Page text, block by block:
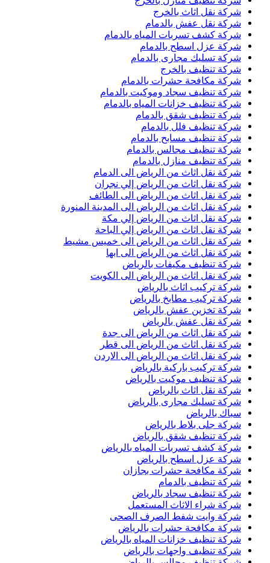
شركة نقل اثاث بالخرج
شركة نقل عفش بالدمام
شركة كشف تسربات المياه بالدمام
شركة عزل اسطح بالدمام
شركة تسليك مجارى بالدمام
شركة تنظيف بالخرج
شركة مكافحة حشرات بالدمام
شركة تنظيف سجاد وموكيت بالدمام
شركة تنظيف خزانات المياه بالدمام
شركة تنظيف شقق بالدمام
شركة تنظيف فلل بالدمام
شركة تنظيف مسابح بالدمام
شركة تنظيف مجالس بالدمام
شركة تنظيف منازل بالدمام
شركة نقل اثاث من الرياض الى الدمام
شركة نقل اثاث من الرياض إلي نجران
شركة نقل اثاث من الرياض الى الطائف
شركة نقل اثاث من الرياض الى المدينة المنورة
شركة نقل اثاث من الرياض إلي مكة
شركة نقل اثاث من الرياض إلي الباحة
شركة نقل اثاث من الرياض الى خميس مشيط
شركة نقل اثاث من الرياض الى ابها
شركة تنظيف مكيفات بالرياض
شركة نقل اثاث من الرياض الى الكويت
شركة تركيب اثاث بالرياض
شركة تركيب مطابخ بالرياض
شركة تخزين عفش بالرياض
شركة نقل عفش بالرياض
شركة نقل اثاث من الرياض الى جدة
شركة نقل اثاث من الرياض الى قطر
شركة نقل اثاث من الرياض الى الاردن
شركة تركيب باركية بالرياض
شركة تنظيف موكيت بالرياض
شركة نقل اثاث بالرياض
شركة تسليك مجارى بالرياض
سباك بالرياض
شركة جلى بلاط بالرياض
شركة تنظيف شقق بالرياض
شركة كشف تسربات المياه بالرياض
شركة عزل اسطح بالرياض
شركة مكافحة حشرات بجازان
شركة تنظيف بالدمام
شركة تنظيف سجاد بالرياض
شركة شراء الاثاث المستعمل
شركة وايت شفط الصرف الصحى
شركة مكافحة حشرات بالرياض
شركة تنظيف خزانات المياه بالرياض
شركة تنظيف واجهات بالرياض